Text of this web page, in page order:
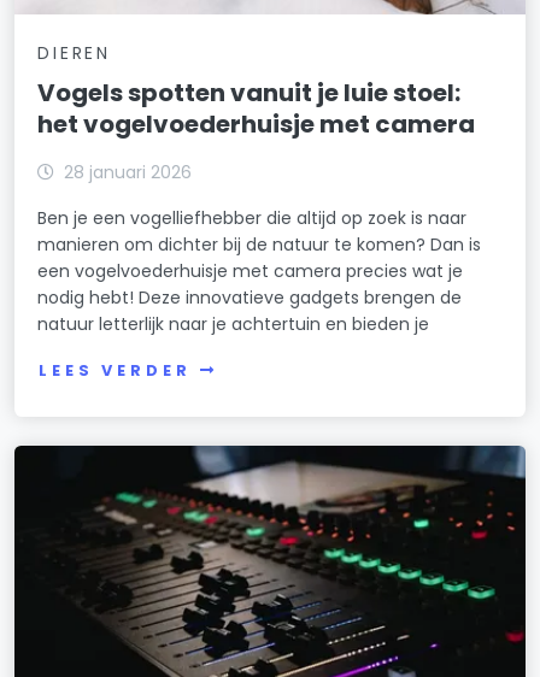
DIEREN
Vogels spotten vanuit je luie stoel:
het vogelvoederhuisje met camera
28 januari 2026
Ben je een vogelliefhebber die altijd op zoek is naar
manieren om dichter bij de natuur te komen? Dan is
een vogelvoederhuisje met camera precies wat je
nodig hebt! Deze innovatieve gadgets brengen de
natuur letterlijk naar je achtertuin en bieden je
LEES VERDER